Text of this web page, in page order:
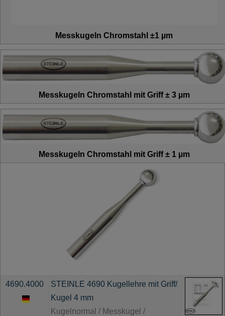
Messkugeln Chromstahl ±1 µm
Messkugeln Chromstahl mit Griff ± 3 µm
Messkugeln Chromstahl mit Griff ± 1 µm
4690.4000
STEINLE 4690 Kugellehre mit Griff/
Kugel 4 mm
Kugelnormal / Messkugel /